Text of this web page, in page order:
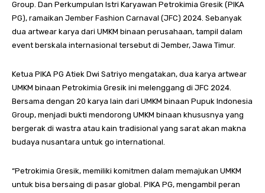
Group. Dan Perkumpulan Istri Karyawan Petrokimia Gresik (PIKA
PG), ramaikan Jember Fashion Carnaval (JFC) 2024. Sebanyak
dua artwear karya dari UMKM binaan perusahaan, tampil dalam
event berskala internasional tersebut di Jember, Jawa Timur.
Ketua PIKA PG Atiek Dwi Satriyo mengatakan, dua karya artwear
UMKM binaan Petrokimia Gresik ini melenggang di JFC 2024.
Bersama dengan 20 karya lain dari UMKM binaan Pupuk Indonesia
Group, menjadi bukti mendorong UMKM binaan khususnya yang
bergerak di wastra atau kain tradisional yang sarat akan makna
budaya nusantara untuk go international.
“Petrokimia Gresik, memiliki komitmen dalam memajukan UMKM
untuk bisa bersaing di pasar global. PIKA PG, mengambil peran